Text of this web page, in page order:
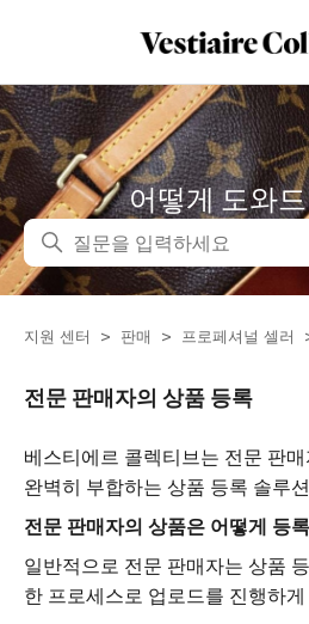
어떻게 도와
검색
지원 센터 판매 프로페셔널 셀러
전문 판매자의 상품 등록
베스티에르 콜렉티브는 전문 판
완벽히 부합하는 상품 등록 솔루
전문 판매자의 상품은 어떻게 등
일반적으로 전문 판매자는 상품
한 프로세스로 업로드를 진행하게